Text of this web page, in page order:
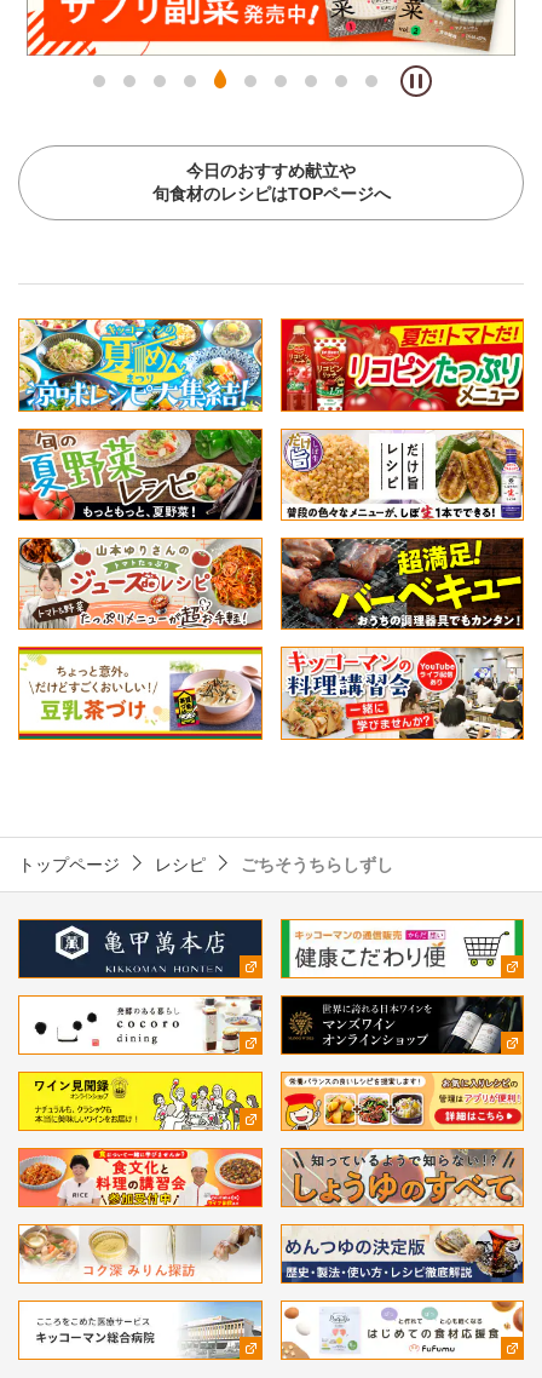
今日のおすすめ献立や
旬食材のレシピはTOPページへ
トップページ レシピ ごちそうちらしずし